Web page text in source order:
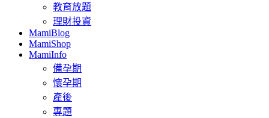
教育放題
理財投資
MamiBlog
MamiShop
MamiInfo
備孕期
懷孕期
產後
專題